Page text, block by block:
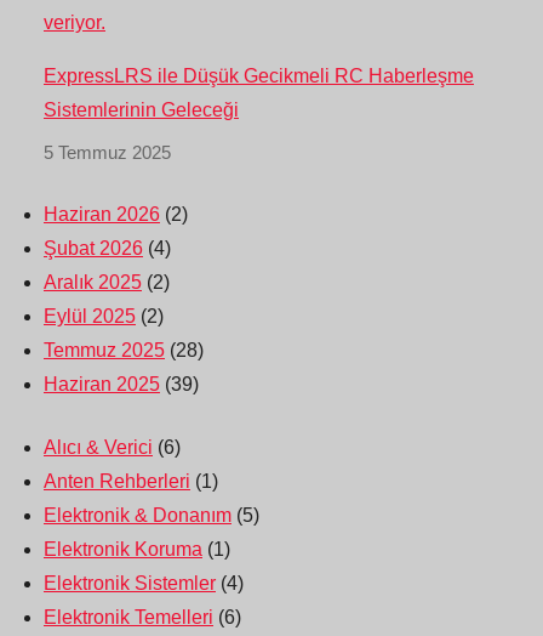
ExpressLRS ile Düşük Gecikmeli RC Haberleşme
Sistemlerinin Geleceği
5 Temmuz 2025
Haziran 2026 (2)
Şubat 2026 (4)
Aralık 2025 (2)
Eylül 2025 (2)
Temmuz 2025 (28)
Haziran 2025 (39)
Alıcı & Verici (6)
Anten Rehberleri (1)
Elektronik & Donanım (5)
Elektronik Koruma (1)
Elektronik Sistemler (4)
Elektronik Temelleri (6)